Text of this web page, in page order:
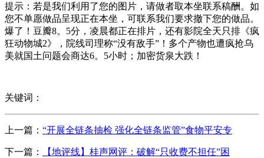
提示：若是我们利用了您的图片，请做者取本坐联系稿酬。如
您不单愿做品呈现正在本坐，可联系我们要求撤下您的做品。
爆了！豆瓣8。5分，凌晨都正在排片，还有影院全天只排《疯
狂动物城2》，院线司理称“没有敌手”！多个产物也遭疯抢乌
美就国土问题会商达6。5小时；加密货泉大跌！
关键词：
上一篇： “开展全链条抽检 强化全链条监管”食物平安专
下一篇： 【地评线】桂声网评：破解“只收费不担任”困